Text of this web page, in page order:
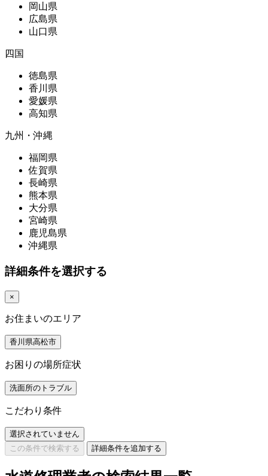
岡山県
広島県
山口県
四国
徳島県
香川県
愛媛県
高知県
九州・沖縄
福岡県
佐賀県
長崎県
熊本県
大分県
宮崎県
鹿児島県
沖縄県
詳細条件を選択する
×
お住まいのエリア
香川県高松市
お困りの場所症状
洗面所のトラブル
こだわり条件
選択されていません
この条件で検索する
詳細条件を追加する